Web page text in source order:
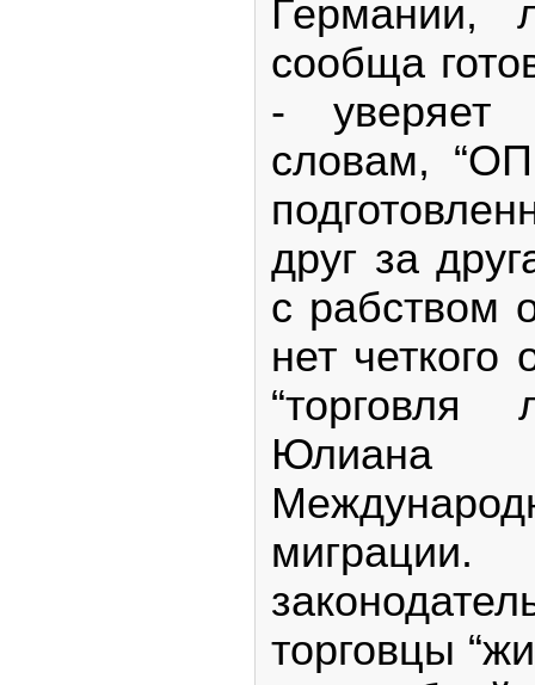
сообща
- уверяет
словам,
друг за
с рабством
нет четкого
Юлиана
торговцы